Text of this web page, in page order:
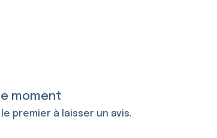
moment
premier à laisser un avis.